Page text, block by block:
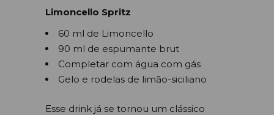
Limoncello Spritz
60 ml de Limoncello
90 ml de espumante brut
Completar com água com gás
Gelo e rodelas de limão-siciliano
Esse drink já se tornou um clássico